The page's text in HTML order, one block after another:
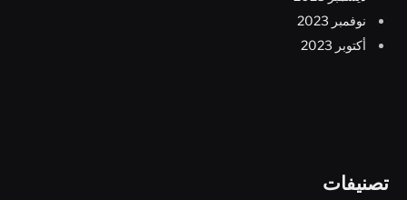
نوفمبر 2023
أكتوبر 2023
تصنيفات